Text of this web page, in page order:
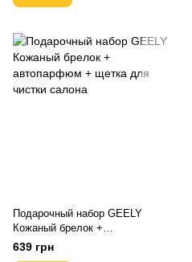
Подарочный набор GEELY
Кожаный брелок +
автопарфюм + щетка для
чистки салона
639 грн